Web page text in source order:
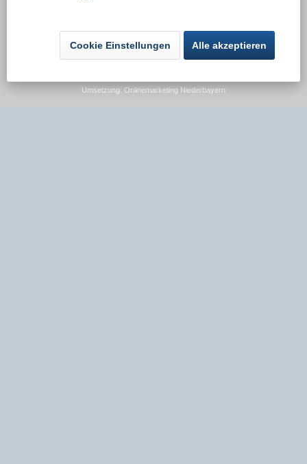
Versand und Zahlungsbedingungen
Umsetzung: Onlinemarketing Niederbayern
Cookie Einstellungen Alle akzeptieren